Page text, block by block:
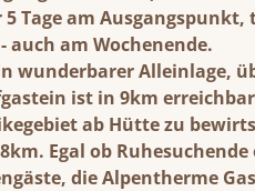
Tage am Ausgangspunkt,
auch am Wochenende.
wunderbarer Alleinlage,
ist in 9km
ab Hütte zu
Egal ob Ruhesuchende
die Alpentherme